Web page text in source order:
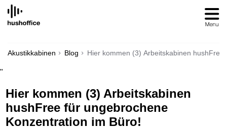
SKIP
CONTENT
Akustikkabinen Blog Hier kommen (3) Arbeitskabinen
"
Hier kommen (3) Arbeitskabinen
hushFree für ungebrochene
Konzentration im Büro!